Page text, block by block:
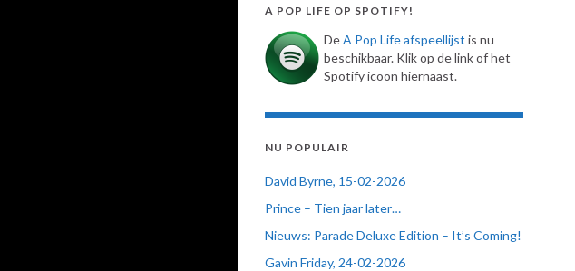
A POP LIFE OP SPOTIFY!
DeA Pop Life afspeellijst is nu
beschikbaar. Klik op de link of het
Spotify icoon hiernaast.
NU POPULAIR
David Byrne, 15-02-2026
Prince – Tien jaar later…
Nieuws: Parade Deluxe Edition – It’s Coming!
Gavin Friday, 24-02-2026